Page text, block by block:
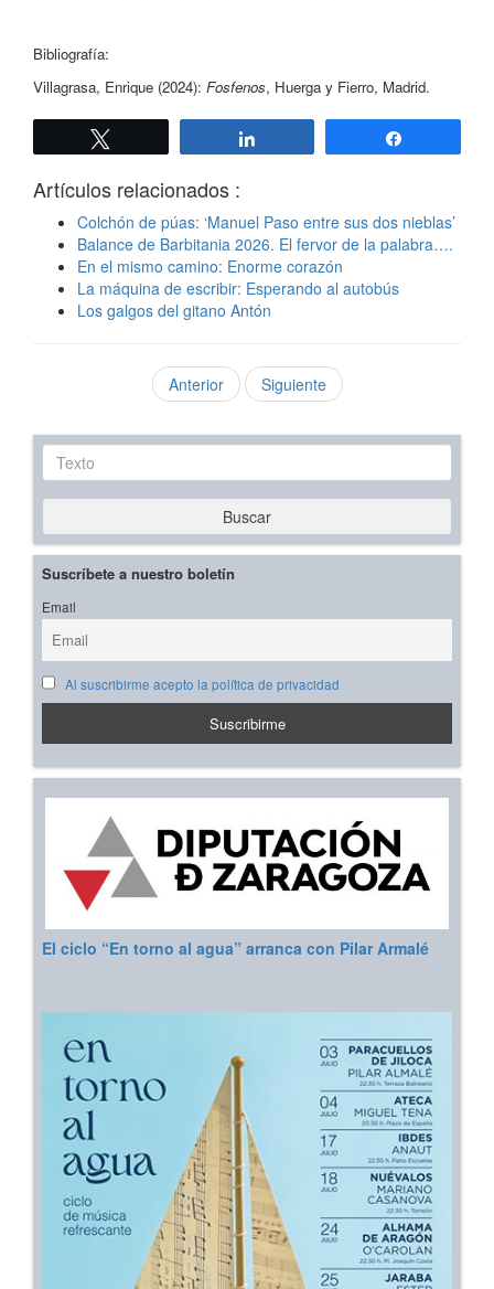
Bibliografía:
Villagrasa, Enrique (2024): Fosfenos, Huerga y Fierro, Madrid.
Artículos relacionados :
Colchón de púas: ‘Manuel Paso entre sus dos nieblas’
Balance de Barbitania 2026. El fervor de la palabra….
En el mismo camino: Enorme corazón
La máquina de escribir: Esperando al autobús
Los galgos del gitano Antón
Anterior Siguiente
Texto
Buscar
Suscríbete a nuestro boletín
Email
Al suscribirme acepto la política de privacidad
El ciclo “En torno al agua” arranca con Pilar Armalé